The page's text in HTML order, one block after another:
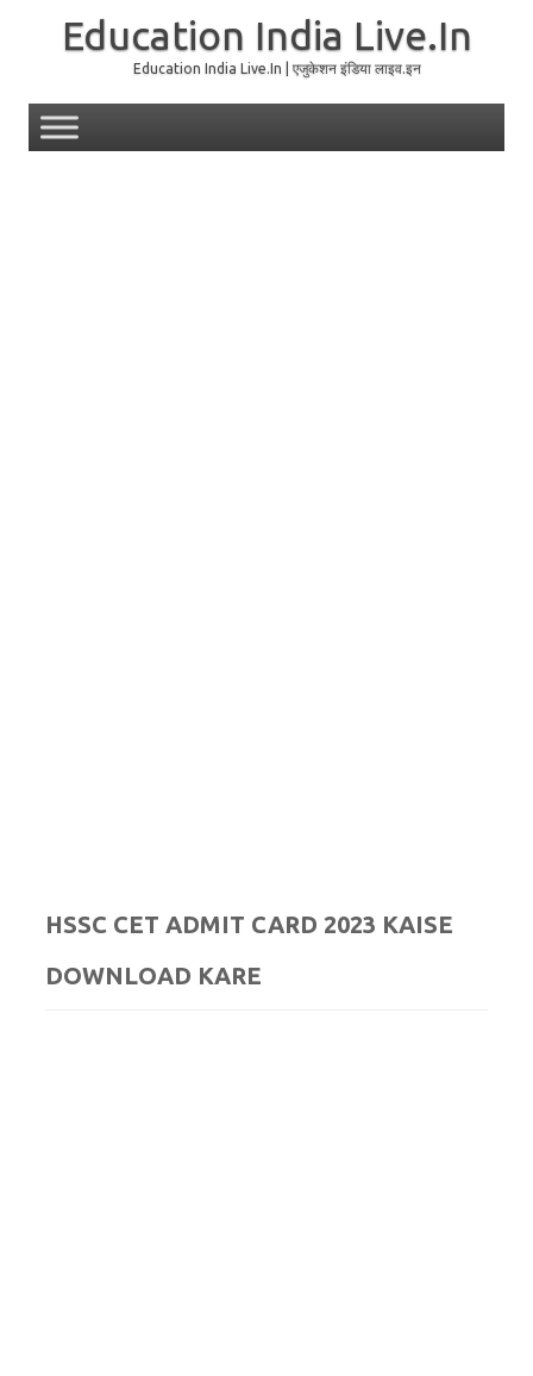
Education India Live.In
Education India Live.In | एजुकेशन इंडिया लाइव.इन
HSSC CET ADMIT CARD 2023 KAISE
DOWNLOAD KARE